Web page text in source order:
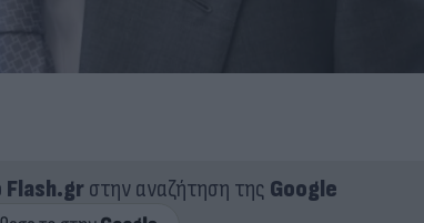
Flash.grστην αναζήτηση της Google